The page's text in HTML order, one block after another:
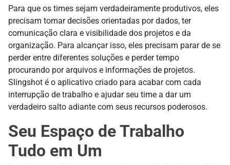
Para que os times sejam verdadeiramente produtivos, eles
precisam tomar decisões orientadas por dados, ter
comunicação clara e visibilidade dos projetos e da
organização. Para alcançar isso, eles precisam parar de se
perder entre diferentes soluções e perder tempo
procurando por arquivos e informações de projetos.
Slingshot é o aplicativo criado para acabar com cada
interrupção de trabalho e ajudar seu time a dar um
verdadeiro salto adiante com seus recursos poderosos.
Seu Espaço de Trabalho
Tudo em Um